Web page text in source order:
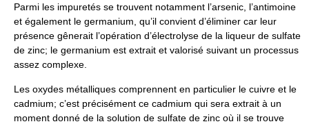
Parmi les impuretés se trouvent notamment l’arsenic, l’antimoine
et également le germanium, qu’il convient d’éliminer car leur
présence gênerait l’opération d’électrolyse de la liqueur de sulfate
de zinc; le germanium est extrait et valorisé suivant un processus
assez complexe.
Les oxydes métalliques comprennent en particulier le cuivre et le
cadmium; c’est précisément ce cadmium qui sera extrait à un
moment donné de la solution de sulfate de zinc où il se trouve